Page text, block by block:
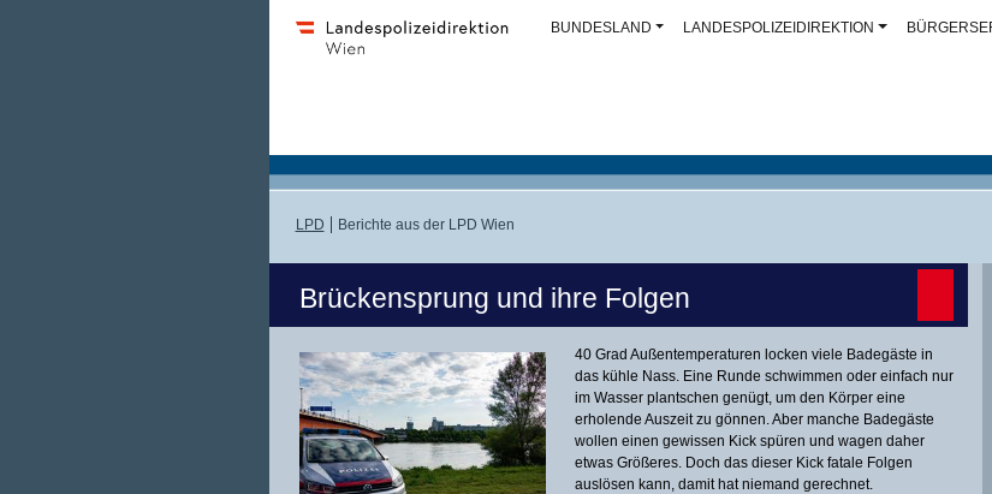
BUNDESLAND LANDESPOLIZEIDIREKTION
LPD Berichte aus der LPD Wien
Brückensprung und ihre Folgen
40 Grad Außentemperaturen locken viele Badegäste in
das kühle Nass. Eine Runde schwimmen oder einfach nur
im Wasser plantschen genügt, um den Körper eine
erholende Auszeit zu gönnen. Aber manche Badegäste
wollen einen gewissen Kick spüren und wagen daher
etwas Größeres. Doch das dieser Kick fatale Folgen
auslösen kann, damit hat niemand gerechnet.